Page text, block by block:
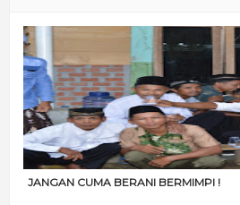
JANGAN CUMA BERANI BERMIMPI !